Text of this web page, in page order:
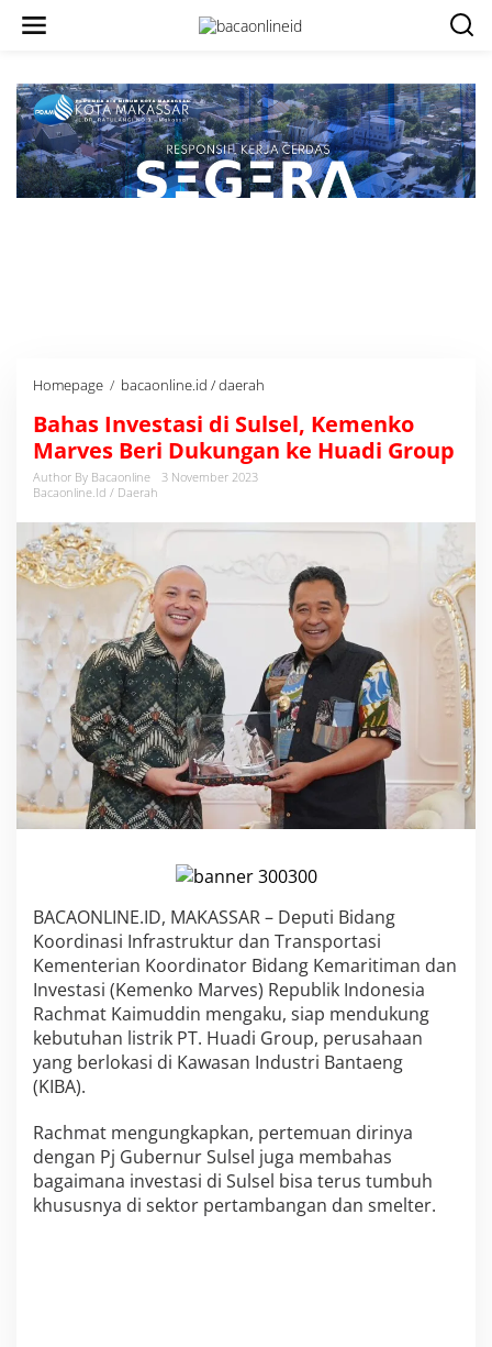
Homepage / bacaonline.id / daerah
h
a
s
v
a
d
i
S
u
l
s
e
l
,
m
n
k
o
M
a
r
v
e
r
i
D
u
k
Bahas Investasi di Sulsel, Kemenko
Marves Beri Dukungan ke Huadi Group
Author By Bacaonline
3 November 2023
Bacaonline.id / Daerah
BACAONLINE.ID, MAKASSAR – Deputi Bidang
Koordinasi Infrastruktur dan Transportasi
Kementerian Koordinator Bidang Kemaritiman dan
Investasi (Kemenko Marves) Republik Indonesia
Rachmat Kaimuddin mengaku, siap mendukung
kebutuhan listrik PT. Huadi Group, perusahaan
yang berlokasi di Kawasan Industri Bantaeng
(KIBA).
Rachmat mengungkapkan, pertemuan dirinya
dengan Pj Gubernur Sulsel juga membahas
bagaimana investasi di Sulsel bisa terus tumbuh
khususnya di sektor pertambangan dan smelter.